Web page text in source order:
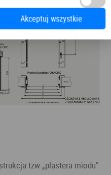
tzw „plastera miodu”
Akceptuj wszystkie